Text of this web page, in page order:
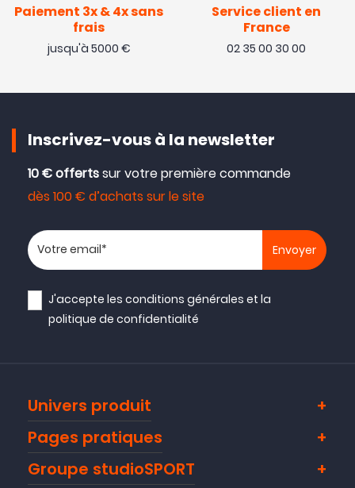
Paiement 3x & 4x sans
frais
jusqu'à 5000 €
Service client en
France
02 35 00 30 00
Inscrivez-vous à la newsletter
10 € offertssur votre première commande
dès 100 € d’achats sur le site
Votre adresse email
J'accepte lesconditions générales et la
politique de confidentialité
Univers produit
Pages pratiques
Groupe studioSPORT